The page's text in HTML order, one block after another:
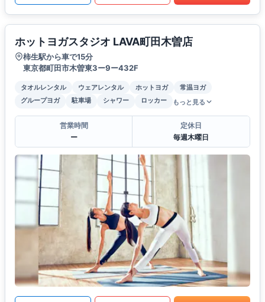
ホットヨガスタジオ LAVA町田木曽店
柿生駅から車で15分
東京都町田市木曽東3ー9ー432F
タオルレンタル ウェアレンタル ホットヨガ
常温ヨガ
グループヨガ
駐車場 シャワー ロッカー もっと見る
営業時間
ー
定休日
毎週木曜日